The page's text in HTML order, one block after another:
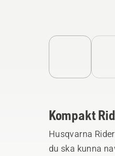
Kompakt
Husqvarna
du ska kunna